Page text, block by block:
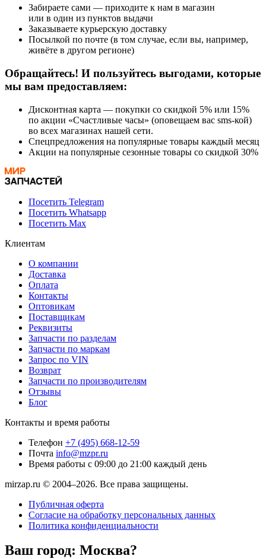
Забираете сами — приходите к нам в магазин
или в один из пунктов выдачи
Заказываете курьерскую доставку
Посылкой по почте (в том случае, если вы, например,
живёте в другом регионе)
Обращайтесь! И пользуйтесь выгодами, которые
мы вам предоставляем:
Дисконтная карта — покупки со скидкой 5% или 15%
по акции «Счастливые часы» (оповещаем вас sms-кой)
во всех магазинах нашей сети.
Спецпредложения на популярные товары каждый месяц
Акции на популярные сезонные товары со скидкой 30%
Посетить Telegram
Посетить Whatsapp
Посетить Max
Клиентам
О компании
Доставка
Оплата
Контакты
Оптовикам
Поставщикам
Реквизиты
Запчасти по разделам
Запчасти по маркам
Запрос по VIN
Возврат
Запчасти по производителям
Отзывы
Блог
Контакты и время работы
Телефон +7 (495) 668-12-59
Почта info@mzpr.ru
Время работы с 09:00 до 21:00 каждый день
mirzap.ru © 2004–2026. Все права защищены.
Публичная оферта
Согласие на обработку персональных данных
Политика конфиденциальности
Ваш город: Москва?